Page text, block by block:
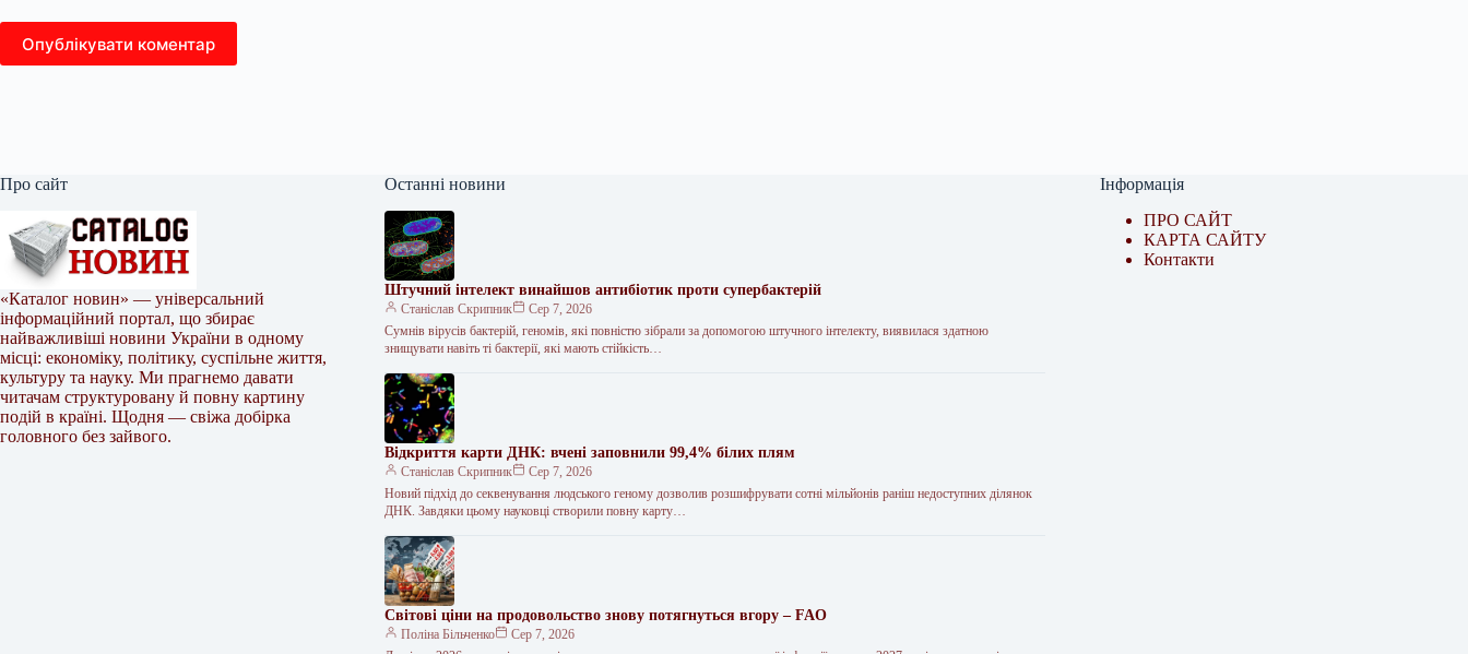
Опублікувати коментар
Про сайт
«Каталог новин» — універсальний
інформаційний портал, що збирає
найважливіші новини України в одному
місці: економіку, політику, суспільне життя,
культуру та науку. Ми прагнемо давати
читачам структуровану й повну картину
подій в країні. Щодня — свіжа добірка
головного без зайвого.
Останні новини
Штучний інтелект винайшов антибіотик проти супербактерій
Станіслав Скрипник
Сер 7, 2026
Сумнів вірусів бактерій, геномів, які повністю зібрали за допомогою штучного інтелекту, виявилася здатною
знищувати навіть ті бактерії, які мають стійкість…
Відкриття карти ДНК: вчені заповнили 99,4% білих плям
Станіслав Скрипник
Сер 7, 2026
Новий підхід до секвенування людського геному дозволив розшифрувати сотні мільйонів раніш недоступних ділянок
ДНК. Завдяки цьому науковці створили повну карту…
Світові ціни на продовольство знову потягнуться вгору – FAO
Поліна Більченко
Сер 7, 2026
Інформація
ПРО САЙТ
КАРТА САЙТУ
Контакти